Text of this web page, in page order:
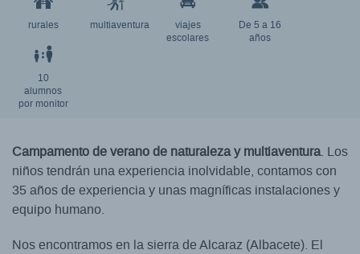
rurales multiaventura
viajes
escolares
De 5 a 16
años
10
alumnos
por monitor
Campamento de verano de naturaleza y multiaventura. Los
niños tendrán una experiencia inolvidable, contamos con
35 años de experiencia y unas magníficas instalaciones y
equipo humano.
Nos encontramos en la sierra de Alcaraz (Albacete). El